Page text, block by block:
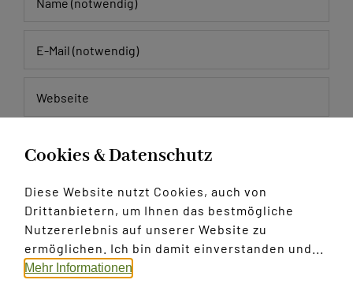
Meinen Namen, E-Mail und Website in diesem
Cookies & Datenschutz
Diese Website nutzt Cookies, auch von
Drittanbietern, um Ihnen das bestmögliche
Nutzererlebnis auf unserer Website zu
ermöglichen. Ich bin damit einverstanden und...
Mehr Informationen